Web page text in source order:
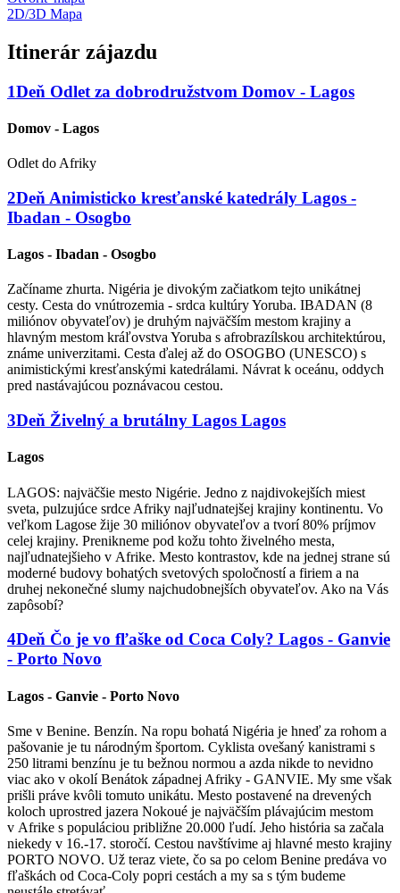
2D/3D Mapa
Itinerár zájazdu
1Deň Odlet za dobrodružstvom Domov - Lagos
Domov - Lagos
Odlet do Afriky
2Deň Animisticko kresťanské katedrály Lagos -
Ibadan - Osogbo
Lagos - Ibadan - Osogbo
Začíname zhurta. Nigéria je divokým začiatkom tejto unikátnej
cesty. Cesta do vnútrozemia - srdca kultúry Yoruba. IBADAN (8
miliónov obyvateľov) je druhým najväčším mestom krajiny a
hlavným mestom kráľovstva Yoruba s afrobrazílskou architektúrou,
známe univerzitami. Cesta ďalej až do OSOGBO (UNESCO) s
animistickými kresťanskými katedrálami. Návrat k oceánu, oddych
pred nastávajúcou poznávacou cestou.
3Deň Živelný a brutálny Lagos Lagos
Lagos
LAGOS: najväčšie mesto Nigérie. Jedno z najdivokejších miest
sveta, pulzujúce srdce Afriky najľudnatejšej krajiny kontinentu. Vo
veľkom Lagose žije 30 miliónov obyvateľov a tvorí 80% príjmov
celej krajiny. Prenikneme pod kožu tohto živelného mesta,
najľudnatejšieho v Afrike. Mesto kontrastov, kde na jednej strane sú
moderné budovy bohatých svetových spoločností a firiem a na
druhej nekonečné slumy najchudobnejších obyvateľov. Ako na Vás
zapôsobí?
4Deň Čo je vo fľaške od Coca Coly? Lagos - Ganvie
- Porto Novo
Lagos - Ganvie - Porto Novo
Sme v Benine. Benzín. Na ropu bohatá Nigéria je hneď za rohom a
pašovanie je tu národným športom. Cyklista ovešaný kanistrami s
250 litrami benzínu je tu bežnou normou a azda nikde to nevidno
viac ako v okolí Benátok západnej Afriky - GANVIE. My sme však
prišli práve kvôli tomuto unikátu. Mesto postavené na drevených
koloch uprostred jazera Nokoué je najväčším plávajúcim mestom
v Afrike s populáciou približne 20.000 ľudí. Jeho história sa začala
niekedy v 16.-17. storočí. Cestou navštívime aj hlavné mesto krajiny
PORTO NOVO. Už teraz viete, čo sa po celom Benine predáva vo
fľaškách od Coca-Coly popri cestách a my sa s tým budeme